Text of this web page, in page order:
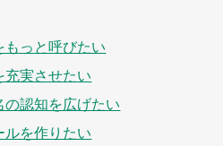
もっと呼びたい
充実させたい
認知を広げたい
ルを作りたい